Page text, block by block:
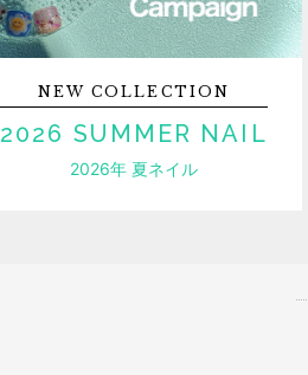
NEWCOLLECTION
2026 SUMMER NAIL
2026年 夏ネイル